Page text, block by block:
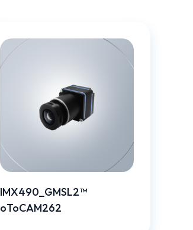
IMX490_GMSL2™
oToCAM262